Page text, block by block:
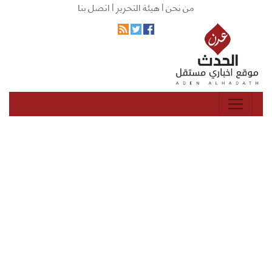
من نحن |هيئة التحرير |اتصل بنا